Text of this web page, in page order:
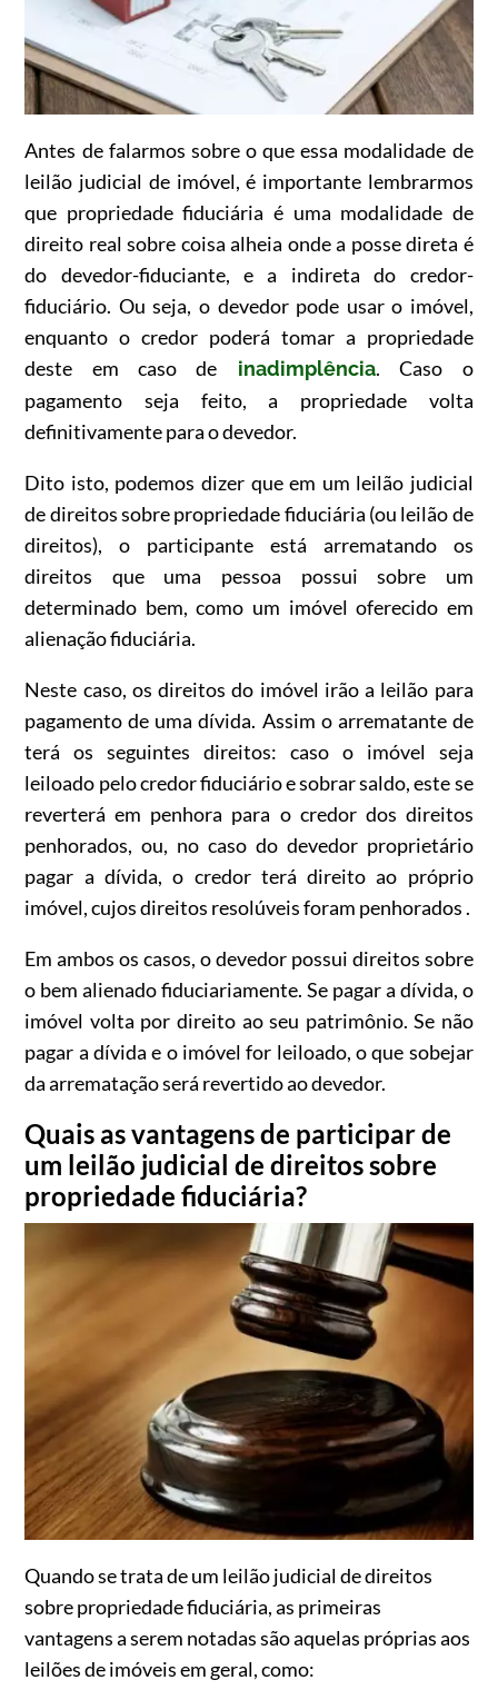
Antes de falarmos sobre o que essa modalidade de
leilão judicial de imóvel, é importante lembrarmos
que propriedade fiduciária é uma modalidade de
direito real sobre coisa alheia onde a posse direta é
do devedor-fiduciante, e a indireta do credor-
fiduciário. Ou seja, o devedor pode usar o imóvel,
enquanto o credor poderá tomar a propriedade
deste em caso de inadimplência. Caso o
pagamento seja feito, a propriedade volta
definitivamente para o devedor.
Dito isto, podemos dizer que em um leilão judicial
de direitos sobre propriedade fiduciária (ou leilão de
direitos), o participante está arrematando os
direitos que uma pessoa possui sobre um
determinado bem, como um imóvel oferecido em
alienação fiduciária.
Neste caso, os direitos do imóvel irão a leilão para
pagamento de uma dívida. Assim o arrematante de
terá os seguintes direitos: caso o imóvel seja
leiloado pelo credor fiduciário e sobrar saldo, este se
reverterá em penhora para o credor dos direitos
penhorados, ou, no caso do devedor proprietário
pagar a dívida, o credor terá direito ao próprio
imóvel, cujos direitos resolúveis foram penhorados .
Em ambos os casos, o devedor possui direitos sobre
o bem alienado fiduciariamente. Se pagar a dívida, o
imóvel volta por direito ao seu patrimônio. Se não
pagar a dívida e o imóvel for leiloado, o que sobejar
da arrematação será revertido ao devedor.
Quais as vantagens de participar de
um leilão judicial de direitos sobre
propriedade fiduciária?
Quando se trata de um leilão judicial de direitos
sobre propriedade fiduciária, as primeiras
vantagens a serem notadas são aquelas próprias aos
leilões de imóveis em geral, como: